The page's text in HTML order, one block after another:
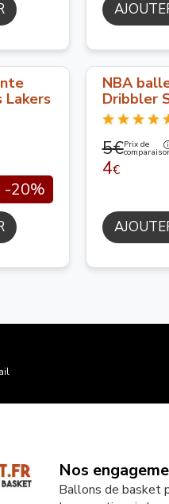
Lakers
-20%
NBA
Dribbler
5€Prix de
4€
Nos
Ballons de basket